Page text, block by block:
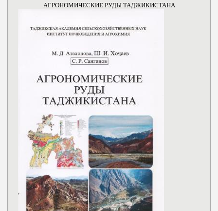
АГРОНОМИЧЕСКИЕ РУДЫ ТАДЖИКИСТАНА